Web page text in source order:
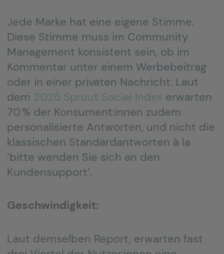
Jede Marke hat eine eigene Stimme.
Diese Stimme muss im Community
Management konsistent sein, ob im
Kommentar unter einem Werbebeitrag
oder in einer privaten Nachricht. Laut
dem 2025 Sprout Social Index erwarten
70 % der Konsument:innen zudem
personalisierte Antworten, und nicht die
klassischen Standardantworten à la
‘bitte wenden Sie sich an den
Kundensupport’.
Geschwindigkeit:
Laut demselben Report, erwarten fast